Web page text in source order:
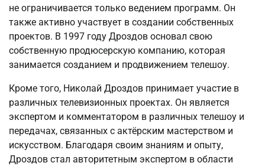
не ограничивается только ведением программ. Он
также активно участвует в создании собственных
проектов. В 1997 году Дроздов основал свою
собственную продюсерскую компанию, которая
занимается созданием и продвижением телешоу.
Кроме того, Николай Дроздов принимает участие в
различных телевизионных проектах. Он является
экспертом и комментатором в различных телешоу и
передачах, связанных с актёрским мастерством и
искусством. Благодаря своим знаниям и опыту,
Дроздов стал авторитетным экспертом в области